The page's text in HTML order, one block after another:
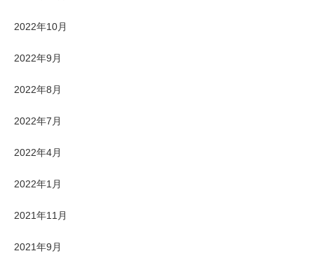
2022年10月
2022年9月
2022年8月
2022年7月
2022年4月
2022年1月
2021年11月
2021年9月